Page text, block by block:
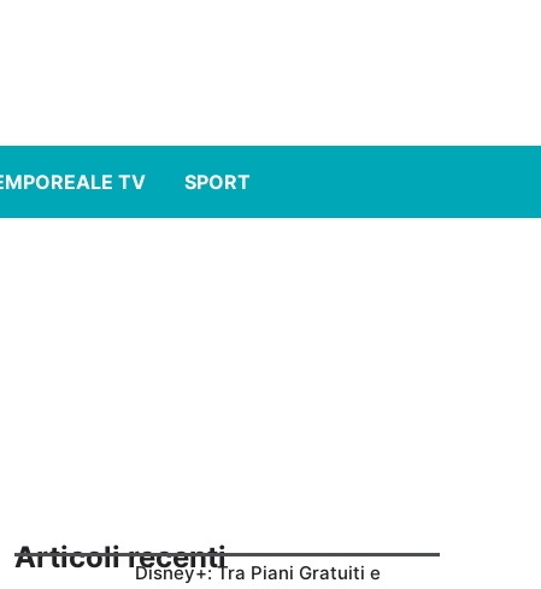
TV SPORT
Articoli recentiDisney+: Tra Piani Gratuiti e